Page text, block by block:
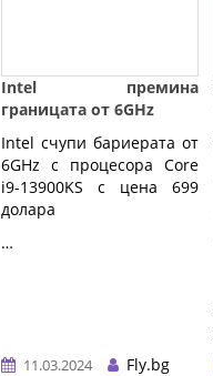
Intel премина
границата от 6GHz
Intel счупи бариерата от
6GHz с процесора Core
i9-13900KS с цена 699
долара
…
11.03.2024
Fly.bg